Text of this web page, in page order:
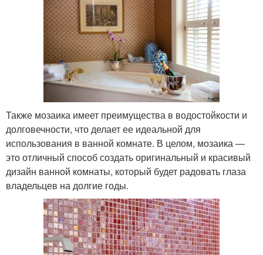
Также мозаика имеет преимущества в водостойкости и
долговечности, что делает ее идеальной для
использования в ванной комнате. В целом, мозаика —
это отличный способ создать оригинальный и красивый
дизайн ванной комнаты, который будет радовать глаза
владельцев на долгие годы.